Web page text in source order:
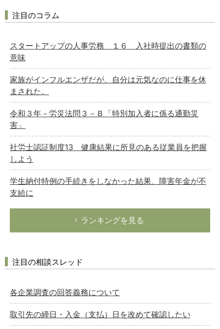
注目のコラム
スタートアップの人事労務 １６ 入社時提出の書類の
意味
家族がインフルエンザだが、自分は元気なのに仕事を休
まされた。
令和３年－労災法問３－Ｂ「特別加入者に係る通勤災
害」
社労士認証制度13 健康結果に所見のある従業員を把握
しよう
学生納付特例の手続きをしなかった結果、障害年金が不
支給に
ランキングを見る
注目の相談スレッド
各企業調査の回答義務について
取引先の締日・入金（支払）日を改めて確認したい